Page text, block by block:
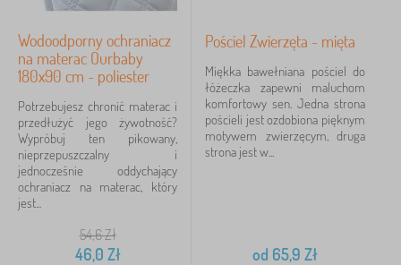
Wodoodporny ochraniacz
na materac Ourbaby
180x90 cm - poliester
Potrzebujesz chronić materac i
przedłużyć jego żywotność?
Wypróbuj ten pikowany,
nieprzepuszczalny i
jednocześnie oddychający
ochraniacz na materac, który
jest...
54,6Zł
46,0 Zł
Pościel Zwierzęta - mięta
Miękka bawełniana pościel do
łóżeczka zapewni maluchom
komfortowy sen. Jedna strona
pościeli jest ozdobiona pięknym
motywem zwierzęcym, druga
strona jest w...
od 65,9 Zł